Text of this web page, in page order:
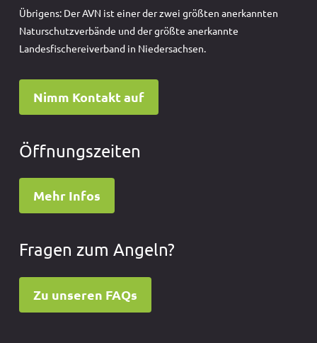
Übrigens: Der AVN ist einer der zwei größten anerkannten
Naturschutzverbände und der größte anerkannte
Landesfischereiverband in Niedersachsen.
Nimm Kontakt auf
Öffnungszeiten
Mehr Infos
Fragen zum Angeln?
Zu unseren FAQs